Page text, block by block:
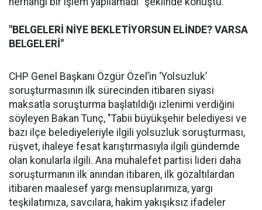
"BELGELERİ NİYE BEKLETİYORSUN ELİNDE? VARSA
BELGELERİ"
CHP Genel Başkanı Özgür Özel’in ‘Yolsuzluk’
soruşturmasının ilk sürecinden itibaren siyasi
maksatla soruşturma başlatıldığı izlenimi verdiğini
söyleyen Bakan Tunç, "Tabii büyükşehir belediyesi ve
bazı ilçe belediyeleriyle ilgili yolsuzluk soruşturması,
rüşvet, ihaleye fesat karıştırmasıyla ilgili gündemde
olan konularla ilgili. Ana muhalefet partisi lideri daha
soruşturmanın ilk anından itibaren, ilk gözaltılardan
itibaren maalesef yargı mensuplarımıza, yargı
teşkilatımıza, savcılara, hakim yakışıksız ifadeler